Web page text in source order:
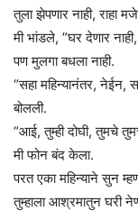
तुला झेपणार नाही, राहा
मी भांडले, ”घर देणार
पण मुलगा बधला नाही.
“सहा महिन्यानंतर, नेईन,
बोलली.
“आई, तुम्ही दोघी, तुमचे
मी फोन बंद केला.
परत एका महिन्याने सुन
तुम्हाला आश्रमातुन घरी